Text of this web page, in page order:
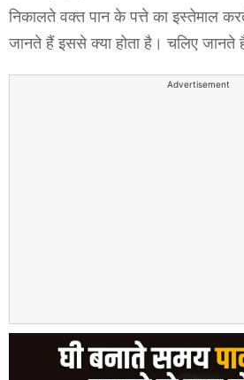
निकालते वक्त पान के पत्ते का इस्तेमाल
जानते हैं इससे क्या होता है। चलिए जानते
Advertisement